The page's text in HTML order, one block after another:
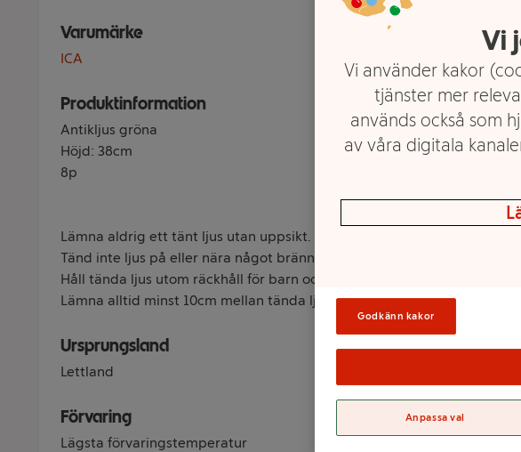
Varumärke
ICA
Produktinformation
Antikljus gröna
Höjd: 38cm
8p
Lämna aldrig ett tänt ljus utan uppsikt.
Tänd inte ljus på eller nära något brännbart.
Håll tända ljus utom räckhåll för barn och husdjur.
Lämna alltid minst 10cm mellan tända ljus.
Ursprungsland
Lettland
Förvaring
Lägsta förvaringstemperatur
Vi
Vi använder kakor
tjänster mer
används också som
av våra digitala
Godkänn kakor
Anpassa val